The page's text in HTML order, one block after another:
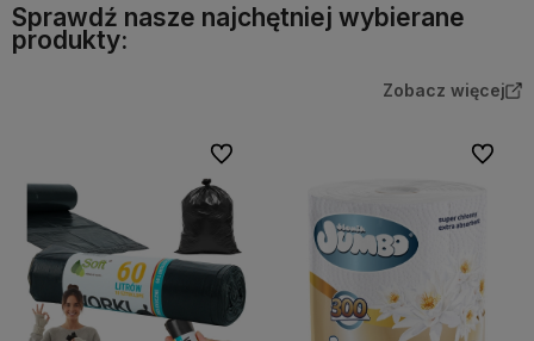
Sprawdź nasze najchętniej wybierane
produkty:
Zobacz więcej
Do ulubionych Do